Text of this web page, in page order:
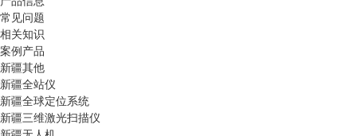
常见问题
相关知识
案例产品
新疆其他
新疆全站仪
新疆全球定位系统
新疆三维激光扫描仪